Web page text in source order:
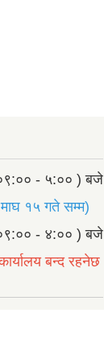
- ५:०० ) बजे
१५ गते सम्म)
- ४:०० ) बजे
बन्द रहनेछ